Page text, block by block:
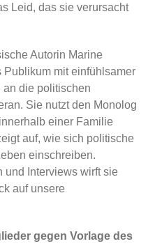
Leid, das sie verursacht
Autorin Marine
Publikum mit einfühlsamer
die politischen
Sie nutzt den Monolog
einer Familie
auf, wie sich politische
einschreiben.
und Interviews wirft sie
auf unsere
gegen Vorlage des